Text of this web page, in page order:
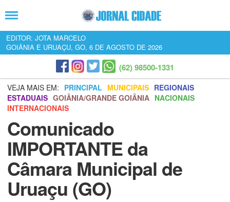
EDITOR: JOTA MARCELO
GOIÂNIA E URUAÇU, GO, 6 DE AGOSTO DE 2026
(62) 98500-1331
VEJA MAIS EM: PRINCIPAL MUNICIPAIS REGIONAIS
ESTADUAIS GOIÂNIA/GRANDE GOIÂNIA NACIONAIS
INTERNACIONAIS
Comunicado
IMPORTANTE da
Câmara Municipal de
Uruaçu (GO)